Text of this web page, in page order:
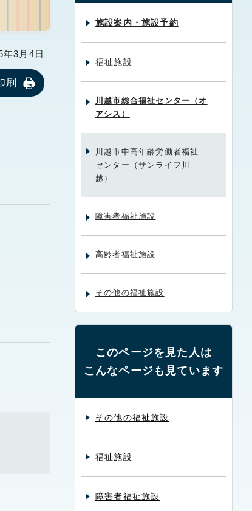
3月4日
刷
施設案内・施設予約
福祉施設
川越市総合福祉センター（オ
アシス）
川越市中高年齢労働者福祉
センター（サンライフ川
越）
障害者福祉施設
高齢者福祉施設
その他の福祉施設
このページを見た人は
こんなページも見ています
その他の福祉施設
福祉施設
障害者福祉施設